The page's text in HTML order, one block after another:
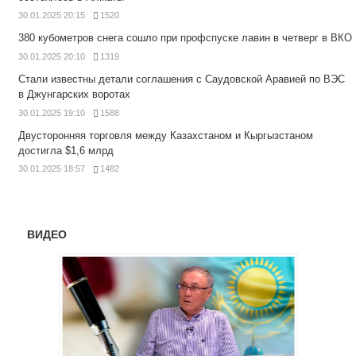
30.01.2025 20:15 1520
380 кубометров снега сошло при профспуске лавин в четверг в ВКО
30.01.2025 20:10 1319
Стали известны детали соглашения с Саудовской Аравией по ВЭС
в Джунгарских воротах
30.01.2025 19:10 1588
Двусторонняя торговля между Казахстаном и Кыргызстаном
достигла $1,6 млрд
30.01.2025 18:57 1482
ВИДЕО